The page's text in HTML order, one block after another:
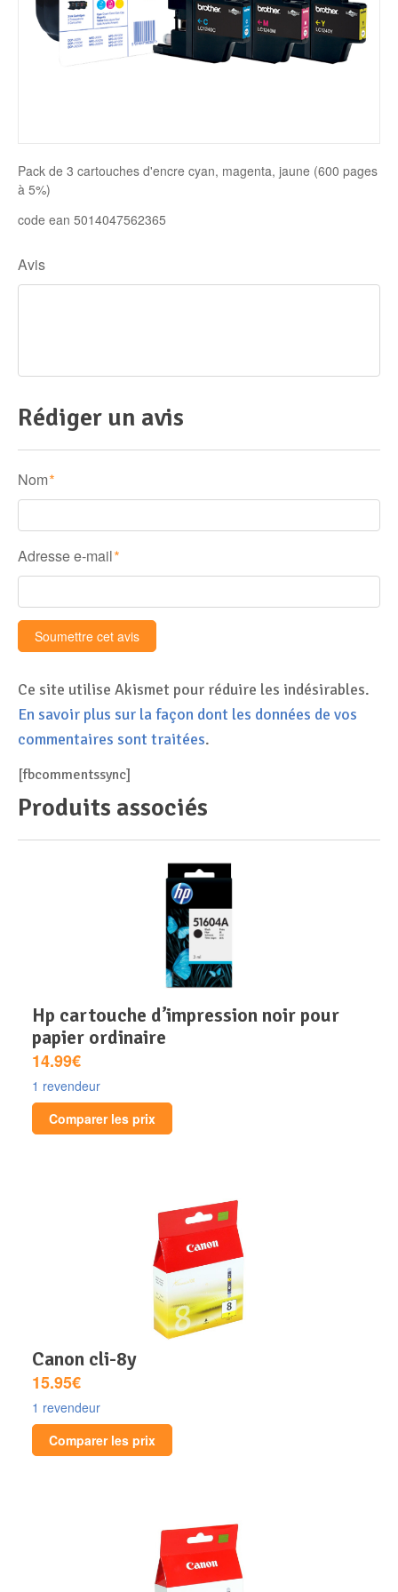
Disque SSD
Pack de 3 cartouches d'encre cyan, magenta, jaune (600 pages
à 5%)
code ean 5014047562365
Avis
Rédiger un avis
Nom *
Adresse e-mail *
Ce site utilise Akismet pour réduire les indésirables.
En savoir plus sur la façon dont les données de vos
commentaires sont traitées.
[fbcommentssync]
Produits associés
hp cartouche d’impression noir pour
papier ordinaire
14.99€
1 revendeur
Comparer les prix
canon cli-8y
15.95€
1 revendeur
Comparer les prix